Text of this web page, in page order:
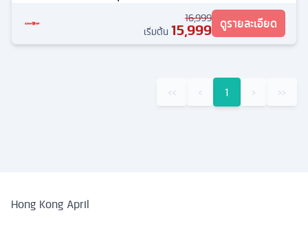
16,999
เริ่มต้น 15,999 ดูรายละเอียด
‹‹ ‹ 1 › ››
Hong Kong April